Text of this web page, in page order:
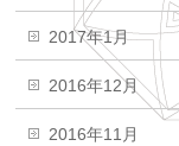
2017年1月
2016年12月
2016年11月